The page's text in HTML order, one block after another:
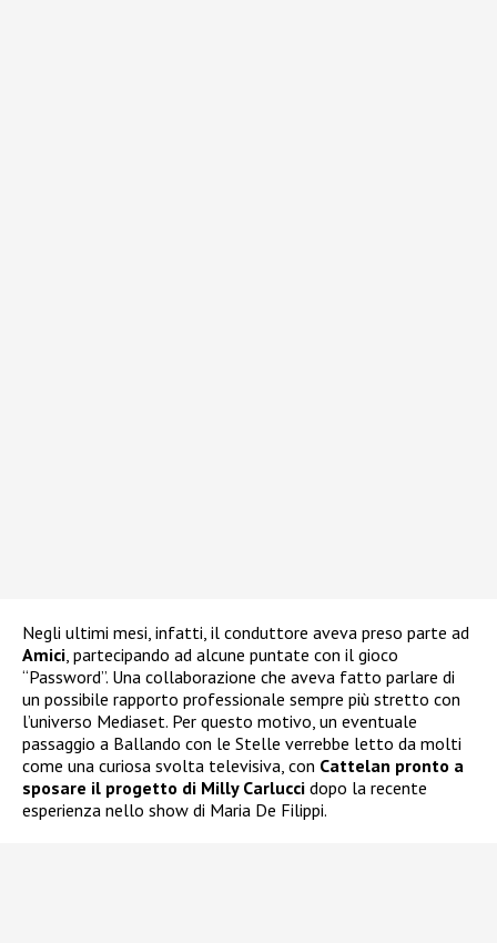
Negli ultimi mesi, infatti, il conduttore aveva preso parte ad
Amici, partecipando ad alcune puntate con il gioco
“Password”. Una collaborazione che aveva fatto parlare di
un possibile rapporto professionale sempre più stretto con
l’universo Mediaset. Per questo motivo, un eventuale
passaggio a Ballando con le Stelle verrebbe letto da molti
come una curiosa svolta televisiva, con Cattelan pronto a
sposare il progetto di Milly Carlucci dopo la recente
esperienza nello show di Maria De Filippi.